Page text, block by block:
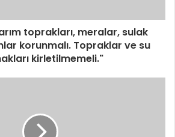
toprakları, meralar, sulak
korunmalı. Topraklar ve su
kirletilmemeli."